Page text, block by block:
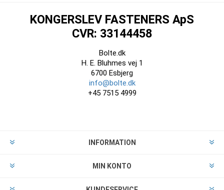
KONGERSLEV FASTENERS ApS
CVR: 33144458
Bolte.dk
H. E. Bluhmes vej 1
6700 Esbjerg
info@bolte.dk
+45 7515 4999
INFORMATION
MIN KONTO